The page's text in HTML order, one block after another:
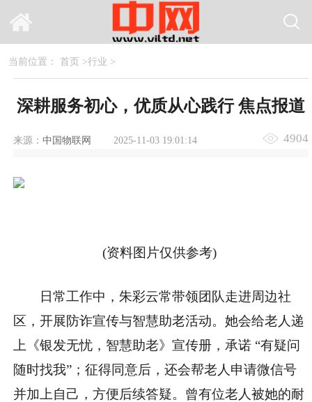
当前位置： 首页 >行业 >
深耕服务初心，优质从心践行 焦点报道
来源： 中国物联网 2025-11-03 19:01:14 4904
(资料图片仅供参考)
日常工作中，朱彩云常带领团队走进周边社
区，开展防诈宣传与智慧助老活动。她会给老人递
上《银发无忧，智慧助老》宣传册，承诺 “有疑问
随时找我”；征得同意后，还会帮老人申请微信号
并加上自己，方便后续答疑。曾有位老人被她的耐